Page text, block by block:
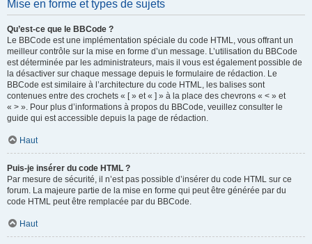
Mise en forme et types de sujets
Qu’est-ce que le BBCode ?
Le BBCode est une implémentation spéciale du code HTML, vous offrant un
meilleur contrôle sur la mise en forme d’un message. L’utilisation du BBCode
est déterminée par les administrateurs, mais il vous est également possible de
la désactiver sur chaque message depuis le formulaire de rédaction. Le
BBCode est similaire à l’architecture du code HTML, les balises sont
contenues entre des crochets « [ » et « ] » à la place des chevrons « < » et
« > ». Pour plus d’informations à propos du BBCode, veuillez consulter le
guide qui est accessible depuis la page de rédaction.
Haut
Puis-je insérer du code HTML ?
Par mesure de sécurité, il n’est pas possible d’insérer du code HTML sur ce
forum. La majeure partie de la mise en forme qui peut être générée par du
code HTML peut être remplacée par du BBCode.
Haut